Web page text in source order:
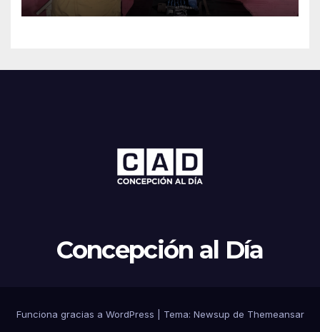
Concepción al Día
Funciona gracias a WordPress Tema: Newsup de Themeansar